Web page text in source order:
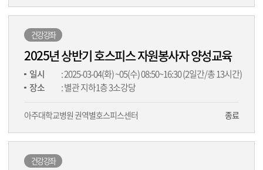
건강강좌
2025년 상반기 호스피스 자원봉사자 양성교육
일시
: 2025-03-04(화) ~05(수) 08:50~16:30 (2일간/총 13시간)
장소
: 별관 지하1층 3소강당
아주대학교병원 권역별호스피스센터 종료
건강강좌